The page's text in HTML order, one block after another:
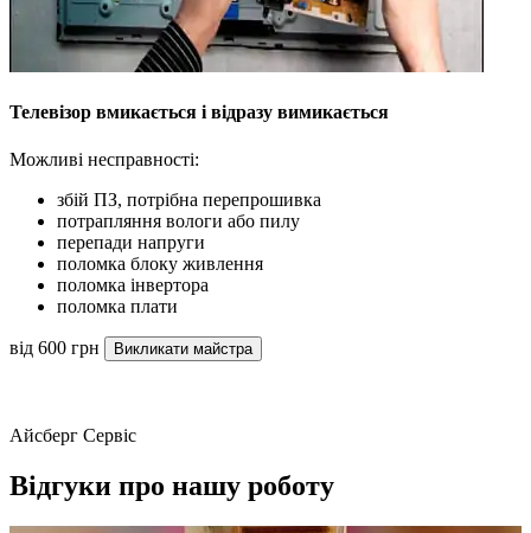
Телевізор вмикається і відразу вимикається
Можливі несправності:
збій ПЗ, потрібна перепрошивка
потрапляння вологи або пилу
перепади напруги
поломка блоку живлення
поломка інвертора
поломка плати
від 600 грн Викликати майстра
Айсберг Сервіс
Відгуки про нашу роботу